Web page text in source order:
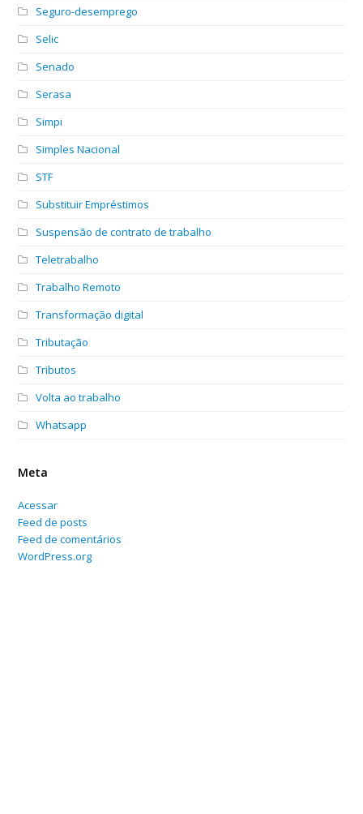
Seguro-desemprego
Selic
Senado
Serasa
Simpi
Simples Nacional
STF
Substituir Empréstimos
Suspensão de contrato de trabalho
Teletrabalho
Trabalho Remoto
Transformação digital
Tributação
Tributos
Volta ao trabalho
Whatsapp
Meta
Acessar
Feed de posts
Feed de comentários
WordPress.org